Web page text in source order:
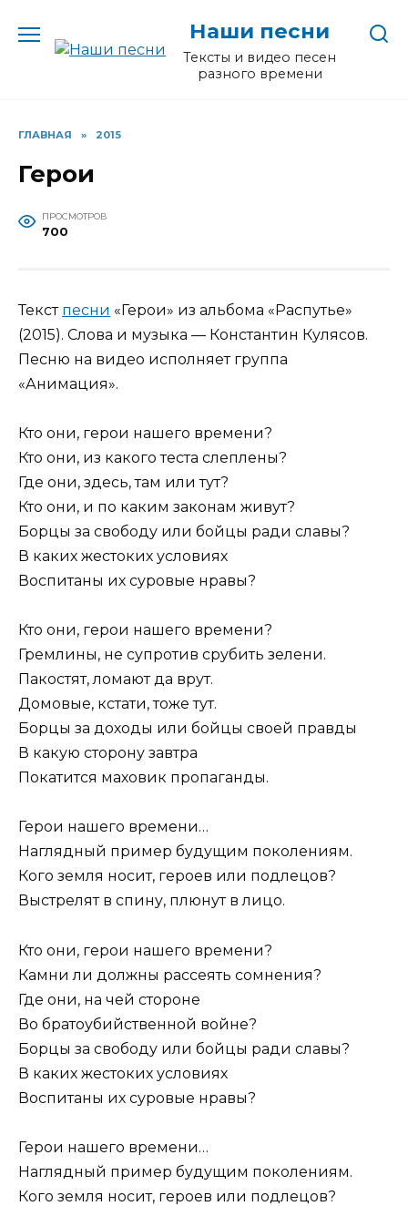
содержанию
Наши песни
Тексты и видео песен
разного времени
ГЛАВНАЯ » 2015
Герои
ПРОСМОТРОВ
700
Текст песни «Герои» из альбома «Распутье»
(2015). Слова и музыка — Константин Кулясов.
Песню на видео исполняет группа
«Анимация».
Кто они, герои нашего времени?
Кто они, из какого теста слеплены?
Где они, здесь, там или тут?
Кто они, и по каким законам живут?
Борцы за свободу или бойцы ради славы?
В каких жестоких условиях
Воспитаны их суровые нравы?
Кто они, герои нашего времени?
Гремлины, не супротив срубить зелени.
Пакостят, ломают да врут.
Домовые, кстати, тоже тут.
Борцы за доходы или бойцы своей правды
В какую сторону завтра
Покатится маховик пропаганды.
Герои нашего времени…
Наглядный пример будущим поколениям.
Кого земля носит, героев или подлецов?
Выстрелят в спину, плюнут в лицо.
Кто они, герои нашего времени?
Камни ли должны рассеять сомнения?
Где они, на чей стороне
Во братоубийственной войне?
Борцы за свободу или бойцы ради славы?
В каких жестоких условиях
Воспитаны их суровые нравы?
Герои нашего времени…
Наглядный пример будущим поколениям.
Кого земля носит, героев или подлецов?